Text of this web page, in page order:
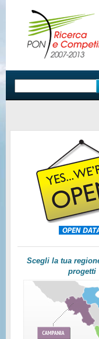
Scegli la tua
progetti